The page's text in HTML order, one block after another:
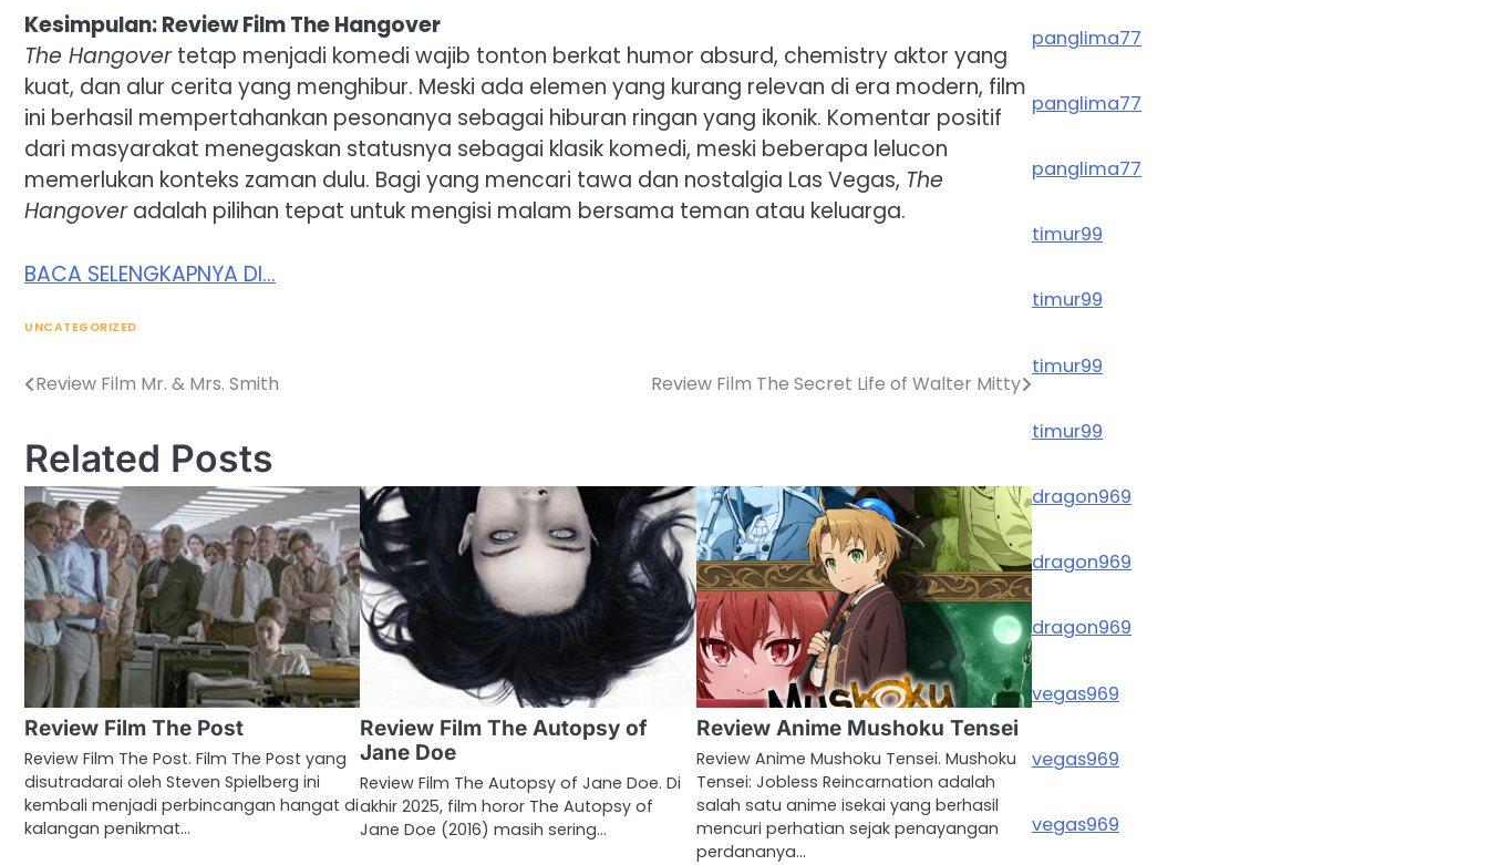
Kesimpulan: Review Film The Hangover
The Hangovertetap menjadi komedi wajib tonton berkat humor absurd, chemistry aktor yang
kuat, dan alur cerita yang menghibur. Meski ada elemen yang kurang relevan di era modern, film
ini berhasil mempertahankan pesonanya sebagai hiburan ringan yang ikonik. Komentar positif
dari masyarakat menegaskan statusnya sebagai klasik komedi, meski beberapa lelucon
memerlukan konteks zaman dulu. Bagi yang mencari tawa dan nostalgia Las Vegas, The
Hangoveradalah pilihan tepat untuk mengisi malam bersama teman atau keluarga.
BACA SELENGKAPNYA DI…
UNCATEGORIZED
Post
Review Film Mr. & Mrs. Smith Review Film The Secret Life of Walter Mitty
Related Posts
Review Film The Post
Review Film The Post. Film The Post yang
disutradarai oleh Steven Spielberg ini
kembali menjadi perbincangan hangat di
kalangan penikmat…
Review Film The Autopsy of
Jane Doe
Review Film The Autopsy of Jane Doe. Di
akhir 2025, film horor The Autopsy of
Jane Doe (2016) masih sering…
Review Anime Mushoku Tensei
Review Anime Mushoku Tensei. Mushoku
Tensei: Jobless Reincarnation adalah
salah satu anime isekai yang berhasil
mencuri perhatian sejak penayangan
perdananya…
panglima77
panglima77
panglima77
timur99
timur99
timur99
timur99
dragon969
dragon969
dragon969
vegas969
vegas969
vegas969